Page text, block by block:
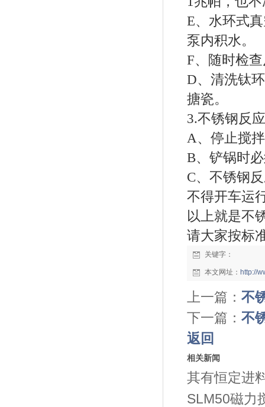
E、水环式
泵内积水。
F、随时检
D、清洗钛
搪瓷。
3.不锈钢
A、停止搅
B、铲锅时
C、不锈钢
不得开车运
以上就是不
请大家按标
关键字：
本文网址： http://
上一篇： 不
下一篇： 不
返回
相关新闻
其有恒定进
SLM50磁力